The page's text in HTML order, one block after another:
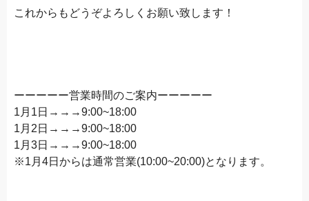
これからもどうぞよろしくお願い致します！
ーーーーー営業時間のご案内ーーーーー
1月1日→→→9:00~18:00
1月2日→→→9:00~18:00
1月3日→→→9:00~18:00
※1月4日からは通常営業(10:00~20:00)となります。